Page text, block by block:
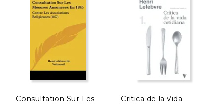
Consultation Sur Les
Critica de la Vida